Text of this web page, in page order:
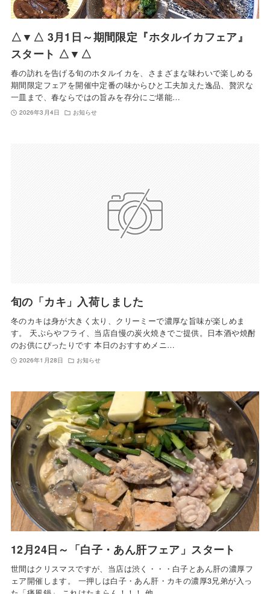
△▼△ 3月1日～期間限定『ホタルイカフェア』
スタート △▼△
春の訪れを告げる旬のホタルイカを、さまざまな味わいで楽しめる
期間限定フェアを開催中定番の味からひと工夫加えた逸品、贅沢な
一皿まで、春ならではの旨みを存分にご堪能…
2026年3月4日 お知らせ
旬の「カキ」入荷しました
冬のカキは身が大きく太り、クリーミーで濃厚な旨味が楽しめま
す。 天ぷらやフライ、当店自慢の炭火焼きでご提供。日本酒や焼酎
のお供にぴったりです 本日のおすすめメニ…
2026年1月28日 お知らせ
12月24日～「白子・あん肝フェア」スタート
世間はクリスマスですが、当店は渋く・・・白子とあん肝の濃厚フ
ェア開催します。 一押しは白子・あん肝・カキの濃厚3兄弟が入っ